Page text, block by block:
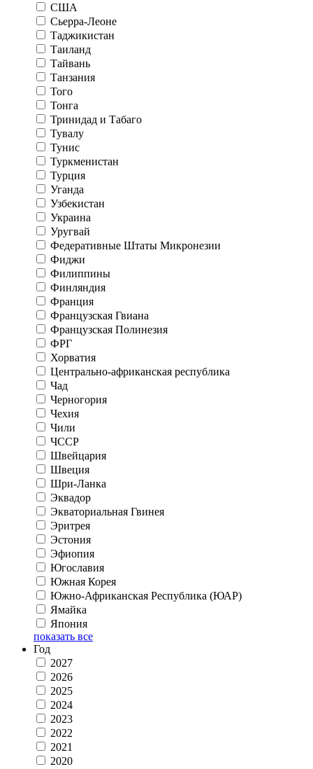
США
Сьерра-Леоне
Таджикистан
Таиланд
Тайвань
Танзания
Того
Тонга
Тринидад и Табаго
Тувалу
Тунис
Туркменистан
Турция
Уганда
Узбекистан
Украина
Уругвай
Федеративные Штаты Микронезии
Фиджи
Филиппины
Финляндия
Франция
Французская Гвиана
Французская Полинезия
ФРГ
Хорватия
Центрально-африканская республика
Чад
Черногория
Чехия
Чили
ЧССР
Швейцария
Швеция
Шри-Ланка
Эквадор
Экваториальная Гвинея
Эритрея
Эстония
Эфиопия
Югославия
Южная Корея
Южно-Африканская Республика (ЮАР)
Ямайка
Япония
показать все
Год
2027
2026
2025
2024
2023
2022
2021
2020